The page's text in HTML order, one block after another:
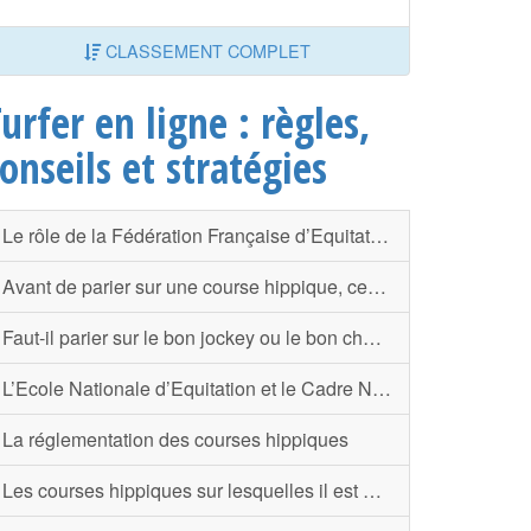
CLASSEMENT COMPLET
en ligne : règles,
et stratégies
Le rôle de la Fédération Française d’Equitation
Avant de parier sur une course hippique, certains détails comptent
Faut-il parier sur le bon jockey ou le bon cheval ?
L’Ecole Nationale d’Equitation et le Cadre Noir
La réglementation des courses hippiques
Les courses hippiques sur lesquelles il est autorisé de parier